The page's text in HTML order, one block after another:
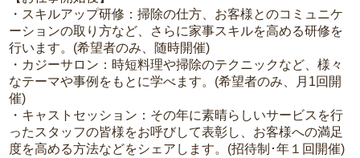
・スキルアップ研修：掃除の仕方、お客様とのコミュニケ
ーションの取り方など、さらに家事スキルを高める研修を
行います。(希望者のみ、随時開催)
・カジーサロン：時短料理や掃除のテクニックなど、様々
なテーマや事例をもとに学べます。(希望者のみ、月1回開
催)
・キャストセッション：その年に素晴らしいサービスを行
ったスタッフの皆様をお呼びして表彰し、お客様への満足
度を高める方法などをシェアします。(招待制･年１回開催)